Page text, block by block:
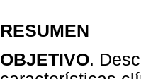
RESUMEN
OBJETIVO.